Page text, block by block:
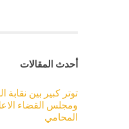
أحدث المقالات
توتر كبير بين
ومجلس القضاء
المحامي